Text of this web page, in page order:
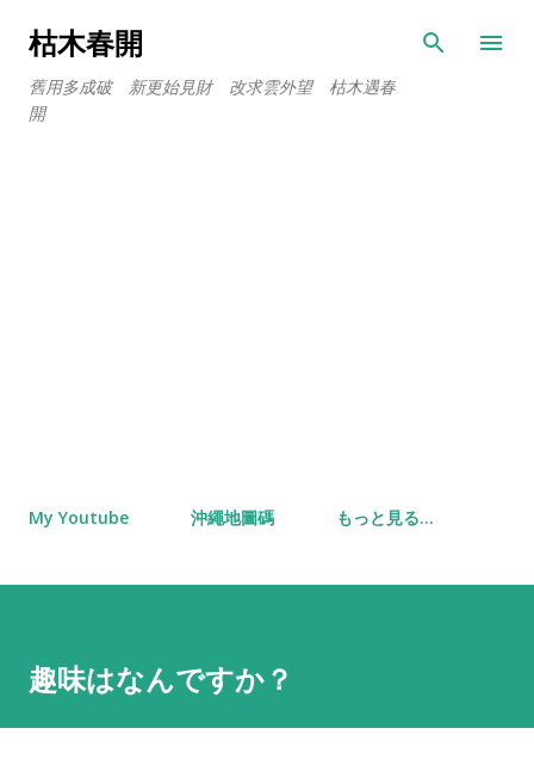
スキップしてメイン コンテンツに移動
枯木春開
舊用多成破 新更始見財 改求雲外望 枯木遇春
開
My Youtube 沖繩地圖碼 もっと見る…
趣味はなんですか？